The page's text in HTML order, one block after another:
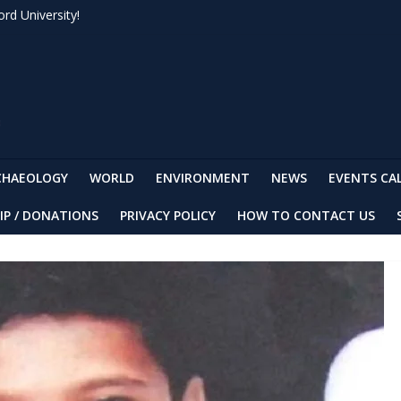
University!
WORLD ENVIRONMENT NEWS EVENTS
/ DONATIONS PRIVACY POLICY HOW TO CONTACT US